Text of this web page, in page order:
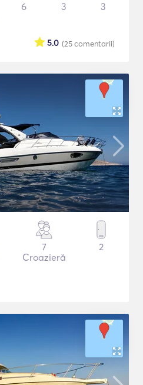
6 3 3
(25comentarii)
5.0
7
Croazieră
2